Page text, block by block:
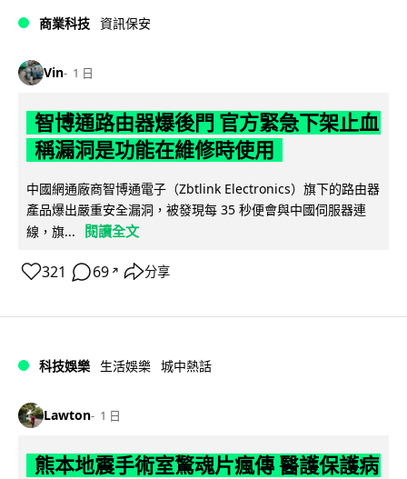
商業科技 資訊保安
Vin 1 日
智博通路由器爆後門 官方緊急下架止血
稱漏洞是功能在維修時使用
中國網通廠商智博通電子（Zbtlink Electronics）旗下的路由器
產品爆出嚴重安全漏洞，被發現每 35 秒便會與中國伺服器連
線，旗...
閱讀全文
321 69 ↗ 分享
科技娛樂 生活娛樂 城中熱話
Lawton 1 日
熊本地震手術室驚魂片瘋傳 醫護保護病